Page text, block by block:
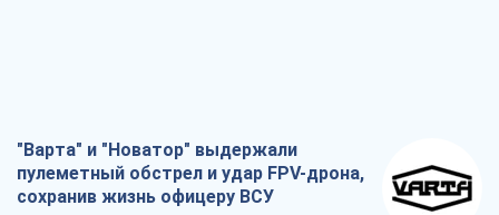
"Варта" и "Новатор" выдержали
пулеметный обстрел и удар FPV-дрона,
сохранив жизнь офицеру ВСУ